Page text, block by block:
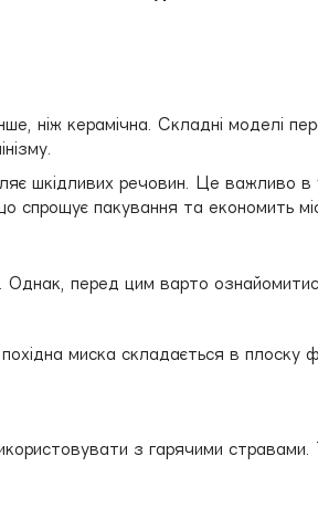
ніж керамічна. Складні моделі
шкідливих речовин. Це важливо
спрощує пакування та економить
Однак, перед цим варто
похідна миска складається в
з гарячими стравами.